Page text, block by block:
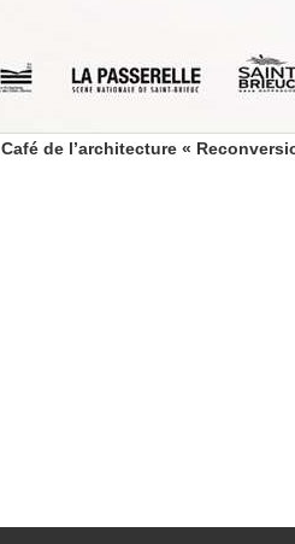
Café de l’architecture «